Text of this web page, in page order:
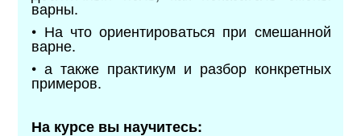
варны.
• На что ориентироваться при смешанной
варне.
• а также практикум и разбор конкретных
примеров.
На курсе вы научитесь: